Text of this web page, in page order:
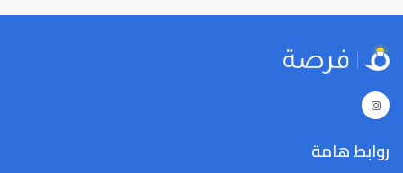
روابط هامة